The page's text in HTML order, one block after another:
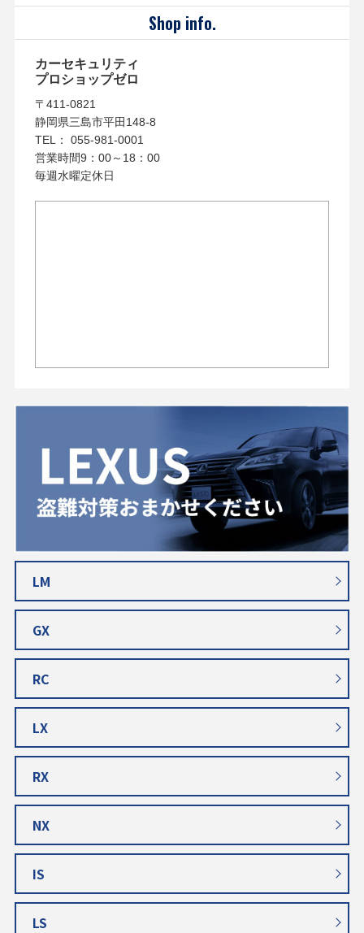
Shop info.
カーセキュリティ
プロショップゼロ
〒411-0821
静岡県三島市平田148-8
TEL： 055-981-0001
営業時間9：00～18：00
毎週水曜定休日
LM
GX
RC
LX
RX
NX
IS
LS